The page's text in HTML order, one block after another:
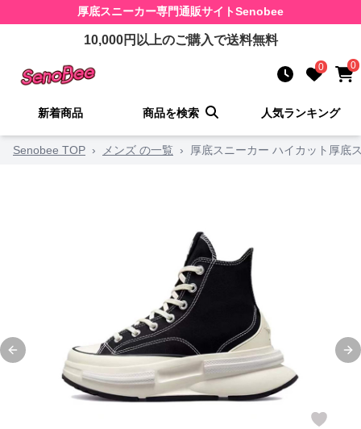
厚底スニーカー専門通販サイトSenobee
10,000円以上のご購入で送料無料
0 0
新着商品 商品を検索 人気ランキング
Senobee TOP › メンズ の一覧 › 厚底スニーカー ハイカット厚底
Previous slide